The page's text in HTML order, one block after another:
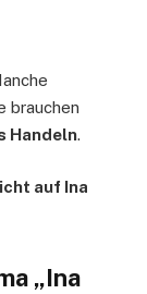
brauchen
Handeln.
auf Ina
„Ina